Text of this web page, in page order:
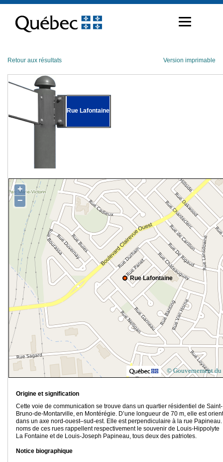
contenu
Retour aux résultats Version imprimable
Rue Lafontaine
Rue Lafontaine
+
−
© Gouvernement du
Origine et signification
Cette voie de communication se trouve dans un quartier résidentiel de Saint-
Bruno-de-Montarville, en Montérégie. D’une longueur de 70 m, elle est
dans un axe nord-ouest–sud-est. Elle est perpendiculaire à la rue
noms de ces rues rappellent respectivement le souvenir de Louis-Hippolyte
La Fontaine et de Louis-Joseph Papineau, tous deux des patriotes.
Notice biographique